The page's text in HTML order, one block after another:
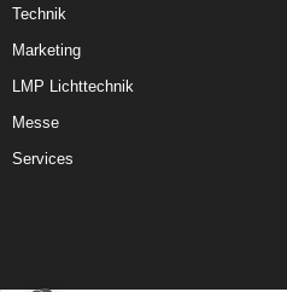
Technik
Marketing
LMP Lichttechnik
Messe
Services